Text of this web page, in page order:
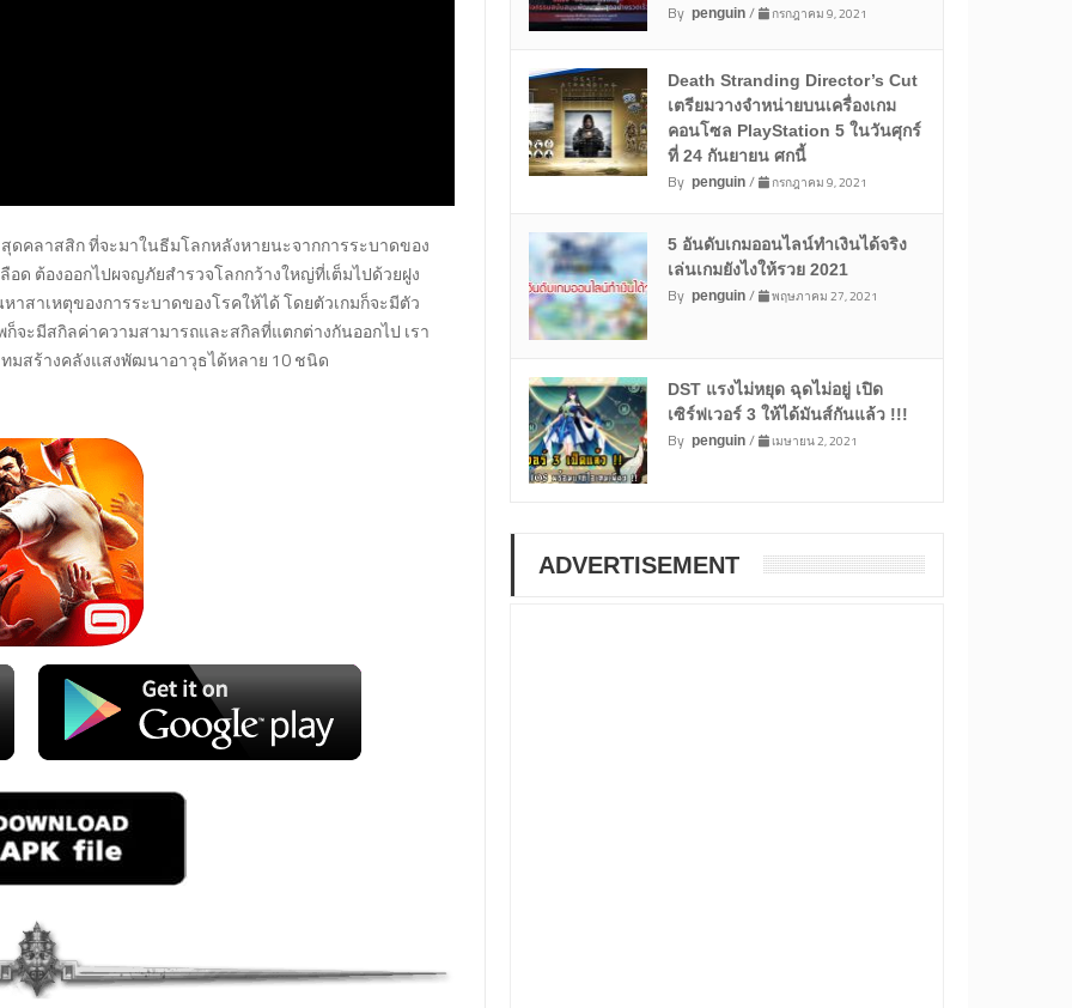
ดคลาสสิก ที่จะมาในธีมโลกหลังหายนะจากการระบาดของ
ด ต้องออกไปผจญภัยสำรวจโลกกว้างใหญ่ที่เต็มไปด้วยฝูง
สาเหตุของการระบาดของโรคให้ได้ โดยตัวเกมก็จะมีตัว
จะมีสกิลค่าความสามารถและสกิลที่แตกต่างกันออกไป เรา
มสร้างคลังแสงพัฒนาอาวุธได้หลาย 10 ชนิด
By penguin/ กรกฎาคม 9, 2021
Death Stranding Director’s Cut
เตรียมวางจำหน่ายบนเครื่องเกม
คอนโซล PlayStation 5 ในวันศุกร์
ที่ 24 กันยายน ศกนี้
By penguin/ กรกฎาคม 9, 2021
5 อันดับเกมออนไลน์ทำเงินได้จริง
เล่นเกมยังไงให้รวย 2021
By penguin/ พฤษภาคม 27, 2021
DST แรงไม่หยุด ฉุดไม่อยู่ เปิด
เซิร์ฟเวอร์ 3 ให้ได้มันส์กันแล้ว !!!
By penguin/ เมษายน 2, 2021
ADVERTISEMENT